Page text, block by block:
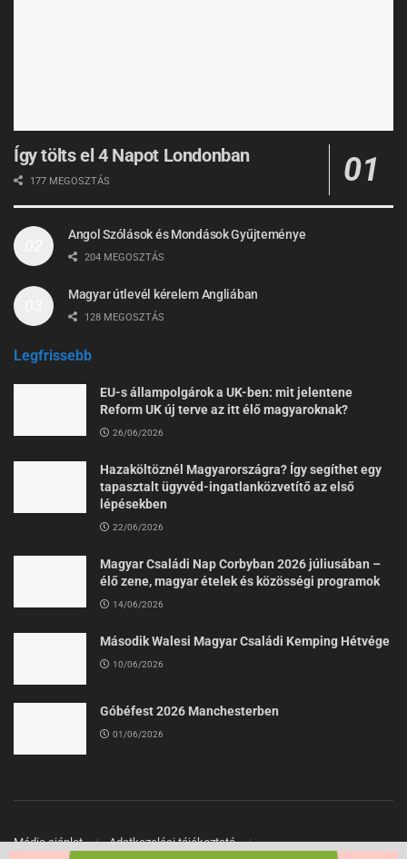
Így tölts el 4 Napot Londonban
177 MEGOSZTÁS
Angol Szólások és Mondások Gyűjteménye
204 MEGOSZTÁS
Magyar útlevél kérelem Angliában
128 MEGOSZTÁS
Legfrissebb
EU-s állampolgárok a UK-ben: mit jelentene
Reform UK új terve az itt élő magyaroknak?
26/06/2026
Hazaköltöznél Magyarországra? Így segíthet egy
tapasztalt ügyvéd-ingatlanközvetítő az első
lépésekben
22/06/2026
Magyar Családi Nap Corbyban 2026 júliusában –
élő zene, magyar ételek és közösségi programok
14/06/2026
Második Walesi Magyar Családi Kemping Hétvége
10/06/2026
Góbéfest 2026 Manchesterben
01/06/2026
Média ajánlat
Adatkezelési tájékoztató